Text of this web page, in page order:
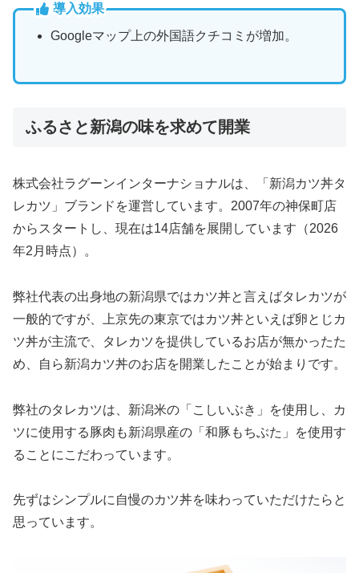
導入効果
Googleマップ上の外国語クチコミが増加。
ふるさと新潟の味を求めて開業
株式会社ラグーンインターナショナルは、「新潟カツ丼タ
レカツ」ブランドを運営しています。2007年の神保町店
からスタートし、現在は14店舗を展開しています（2026
年2月時点）。
弊社代表の出身地の新潟県ではカツ丼と言えばタレカツが
一般的ですが、上京先の東京ではカツ丼といえば卵とじカ
ツ丼が主流で、タレカツを提供しているお店が無かったた
め、自ら新潟カツ丼のお店を開業したことが始まりです。
弊社のタレカツは、新潟米の「こしいぶき」を使用し、カ
ツに使用する豚肉も新潟県産の「和豚もちぶた」を使用す
ることにこだわっています。
先ずはシンプルに自慢のカツ丼を味わっていただけたらと
思っています。